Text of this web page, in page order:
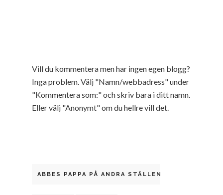
Vill du kommentera men har ingen egen blogg?
Inga problem. Välj "Namn/webbadress" under
"Kommentera som:" och skriv bara i ditt namn.
Eller välj "Anonymt" om du hellre vill det.
ABBES PAPPA PÅ ANDRA STÄLLEN